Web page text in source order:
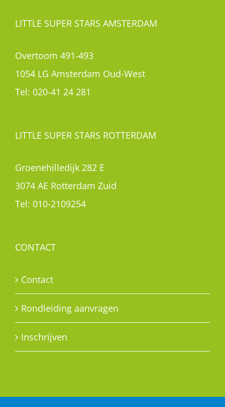
LITTLE SUPER STARS AMSTERDAM
Overtoom 491-493
1054 LG Amsterdam Oud-West
Tel: 020-41 24 281
LITTLE SUPER STARS ROTTERDAM
Groenehilledijk 282 E
3074 AE Rotterdam Zuid
Tel: 010-2109254
CONTACT
Contact
Rondleiding aanvragen
Inschrijven